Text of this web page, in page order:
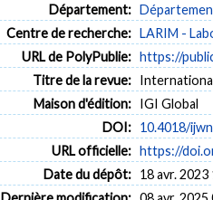
Département:
Centre de recherche: LARIM -
URL de PolyPublie: https://
Titre de la revue:
Maison d'édition: IGI Global
DOI: 10.4018/
URL officielle: https://
Date du dépôt: 18 avr. 2023